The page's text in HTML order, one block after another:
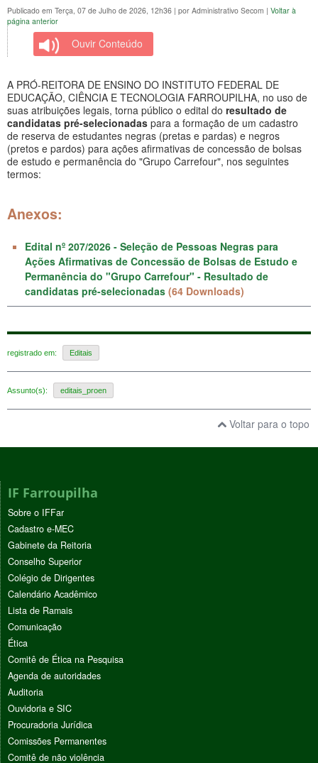
Publicado em Terça, 07 de Julho de 2026, 12h36 | por Administrativo Secom | Voltar à
página anterior
Ouvir Conteúdo
A PRÓ-REITORA DE ENSINO DO INSTITUTO FEDERAL DE
EDUCAÇÃO, CIÊNCIA E TECNOLOGIA FARROUPILHA, no uso de
suas atribuições legais, torna público o edital do resultado de
candidatas pré-selecionadas para a formação de um cadastro
de reserva de estudantes negras (pretas e pardas) e negros
(pretos e pardos) para ações afirmativas de concessão de bolsas
de estudo e permanência do "Grupo Carrefour", nos seguintes
termos:
Anexos:
Edital nº 207/2026 - Seleção de Pessoas Negras para
Ações Afirmativas de Concessão de Bolsas de Estudo e
Permanência do "Grupo Carrefour" - Resultado de
candidatas pré-selecionadas (64 Downloads)
registrado em: Editais
Assunto(s): editais_proen
Voltar para o topo
IF Farroupilha
Sobre o IFFar
Cadastro e-MEC
Gabinete da Reitoria
Conselho Superior
Colégio de Dirigentes
Calendário Acadêmico
Lista de Ramais
Comunicação
Ética
Comitê de Ética na Pesquisa
Agenda de autoridades
Auditoria
Ouvidoria e SIC
Procuradoria Jurídica
Comissões Permanentes
Comitê de não violência